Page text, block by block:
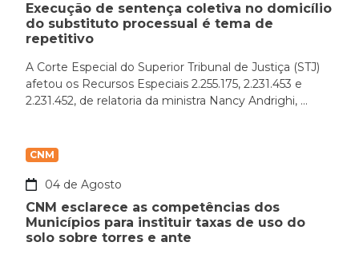
Execução de sentença coletiva no domicílio
do substituto processual é tema de
repetitivo
A Corte Especial do Superior Tribunal de Justiça (STJ)
afetou os Recursos Especiais 2.255.175, 2.231.453 e
2.231.452, de relatoria da ministra Nancy Andrighi, ...
CNM
04 de Agosto
CNM esclarece as competências dos
Municípios para instituir taxas de uso do
solo sobre torres e ante